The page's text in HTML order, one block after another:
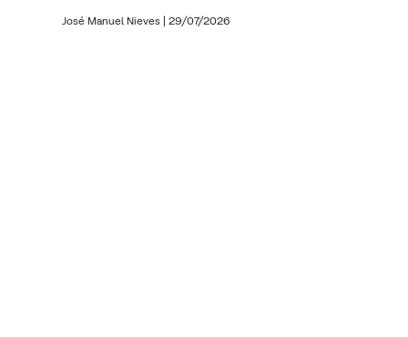
José Manuel Nieves | 29/07/2026